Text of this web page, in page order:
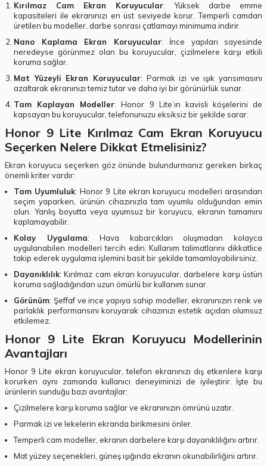
Kırılmaz Cam Ekran Koruyucular: Yüksek darbe emme
kapasiteleri ile ekranınızı en üst seviyede korur. Temperli camdan
üretilen bu modeller, darbe sonrası çatlamayı minimuma indirir.
Nano Kaplama Ekran Koruyucular: İnce yapıları sayesinde
neredeyse görünmez olan bu koruyucular, çizilmelere karşı etkili
koruma sağlar.
Mat Yüzeyli Ekran Koruyucular: Parmak izi ve ışık yansımasını
azaltarak ekranınızı temiz tutar ve daha iyi bir görünürlük sunar.
Tam Kaplayan Modeller: Honor 9 Lite’ın kavisli köşelerini de
kapsayan bu koruyucular, telefonunuzu eksiksiz bir şekilde sarar.
Honor 9 Lite Kırılmaz Cam Ekran Koruyucu
Seçerken Nelere Dikkat Etmelisiniz?
Ekran koruyucu seçerken göz önünde bulundurmanız gereken birkaç
önemli kriter vardır:
Tam Uyumluluk: Honor 9 Lite ekran koruyucu modelleri arasından
seçim yaparken, ürünün cihazınızla tam uyumlu olduğundan emin
olun. Yanlış boyutta veya uyumsuz bir koruyucu, ekranın tamamını
kaplamayabilir.
Kolay Uygulama: Hava kabarcıkları oluşmadan kolayca
uygulanabilen modelleri tercih edin. Kullanım talimatlarını dikkatlice
takip ederek uygulama işlemini basit bir şekilde tamamlayabilirsiniz.
Dayanıklılık: Kırılmaz cam ekran koruyucular, darbelere karşı üstün
koruma sağladığından uzun ömürlü bir kullanım sunar.
Görünüm: Şeffaf ve ince yapıya sahip modeller, ekranınızın renk ve
parlaklık performansını koruyarak cihazınızı estetik açıdan olumsuz
etkilemez.
Honor 9 Lite Ekran Koruyucu Modellerinin
Avantajları
Honor 9 Lite ekran koruyucular, telefon ekranınızı dış etkenlere karşı
korurken aynı zamanda kullanıcı deneyiminizi de iyileştirir. İşte bu
ürünlerin sunduğu bazı avantajlar:
Çizilmelere karşı koruma sağlar ve ekranınızın ömrünü uzatır.
Parmak izi ve lekelerin ekranda birikmesini önler.
Temperli cam modeller, ekranın darbelere karşı dayanıklılığını artırır.
Mat yüzey seçenekleri, güneş ışığında ekranın okunabilirliğini artırır.